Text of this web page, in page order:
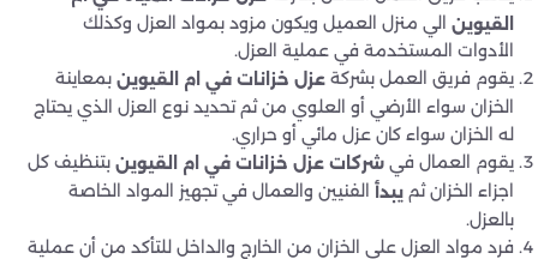
القيوين الي منزل العميل ويكون مزود بمواد العزل وكذلك
الأدوات المستخدمة في عملية العزل.
يقوم فريق العمل بشركة عزل خزانات في ام القيوين بمعاينة
الخزان سواء الأرضي أو العلوي من ثم تحديد نوع العزل الذي يحتاج
له الخزان سواء كان عزل مائي أو حراري.
يقوم العمال في شركات عزل خزانات في ام القيوين بتنظيف كل
اجزاء الخزان ثم يبدأ الفنيين والعمال في تجهيز المواد الخاصة
بالعزل.
فرد مواد العزل على الخزان من الخارج والداخل للتأكد من أن عملية